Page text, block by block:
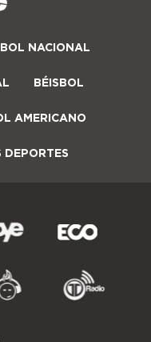
NACIONAL
BÉISBOL
AMERICANO
DEPORTES